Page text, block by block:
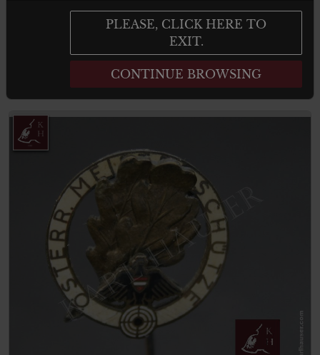
PLEASE, CLICK HERE TO
EXIT.
CONTINUE BROWSING